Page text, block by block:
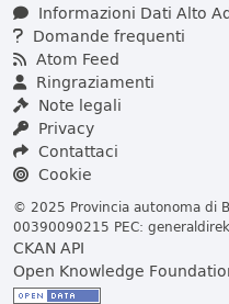
Informazioni Dati Alto
Domande frequenti
Atom Feed
Ringraziamenti
Note legali
Privacy
Contattaci
Cookie
© 2025 Provincia autonoma di
00390090215 PEC:
CKAN API
Open Knowledge